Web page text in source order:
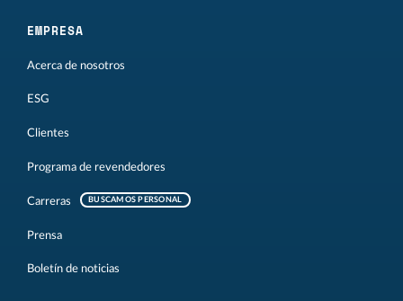
EMPRESA
Acerca de nosotros
ESG
Clientes
Programa de revendedores
Carreras BUSCAMOS PERSONAL
Prensa
Boletín de noticias